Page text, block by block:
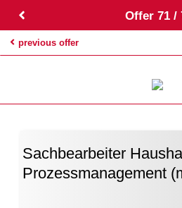
Offer 71 /
previous offer
Sachbearbeiter
Prozessmanagement